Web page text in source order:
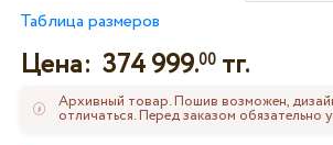
Таблица размеров
Цена: 374 999.00тг.
Архивный товар. Пошив возможен,
отличаться. Перед заказом обязательно